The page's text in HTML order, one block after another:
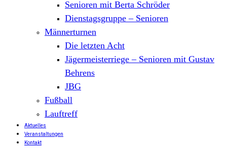
Senioren mit Berta Schröder
Dienstagsgruppe – Senioren
Männerturnen
Die letzten Acht
Jägermeisterriege – Senioren mit Gustav
Behrens
JBG
Fußball
Lauftreff
Aktuelles
Veranstaltungen
Kontakt